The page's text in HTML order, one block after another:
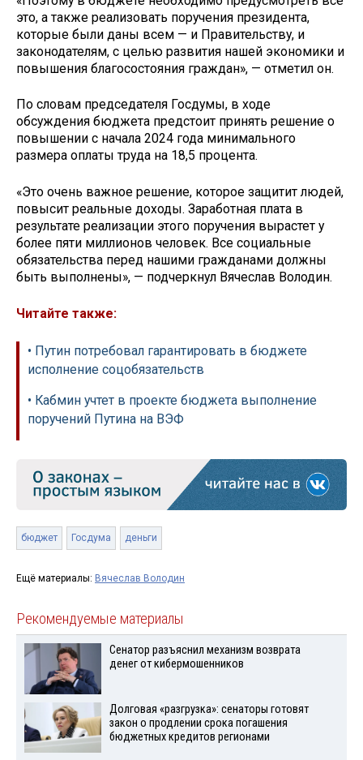
это, а также реализовать поручения президента,
которые были даны всем — и Правительству, и
законодателям, с целью развития нашей экономики и
повышения благосостояния граждан», — отметил он.
По словам председателя Госдумы, в ходе
обсуждения бюджета предстоит принять решение о
повышении с начала 2024 года минимального
размера оплаты труда на 18,5 процента.
«Это очень важное решение, которое защитит людей,
повысит реальные доходы. Заработная плата в
результате реализации этого поручения вырастет у
более пяти миллионов человек. Все социальные
обязательства перед нашими гражданами должны
быть выполнены», — подчеркнул Вячеслав Володин.
Читайте также:
• Путин потребовал гарантировать в бюджете
исполнение соцобязательств
• Кабмин учтет в проекте бюджета выполнение
поручений Путина на ВЭФ
бюджет Госдума деньги
Ещё материалы: Вячеслав Володин
Рекомендуемые материалы
Сенатор разъяснил механизм возврата
денег от кибермошенников
Долговая «разгрузка»: сенаторы готовят
закон о продлении срока погашения
бюджетных кредитов регионами